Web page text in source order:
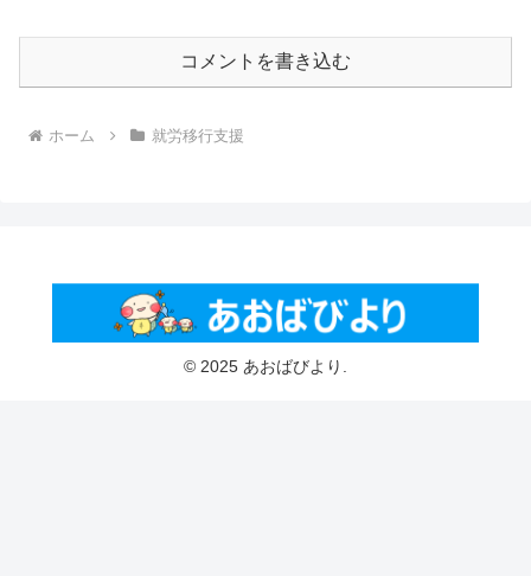
コメントを書き込む
ホーム 就労移行支援
© 2025 あおばびより.